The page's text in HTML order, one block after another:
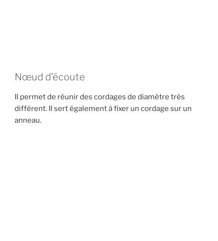
Nœud d’écoute
Il permet de réunir des cordages de diamètre très
différent. Il sert également à fixer un cordage sur un
anneau.